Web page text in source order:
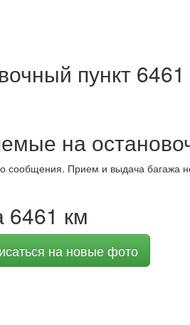
пункт 6461
на
сообщения. Прием и выдача багажа
6461 км
на новые фото